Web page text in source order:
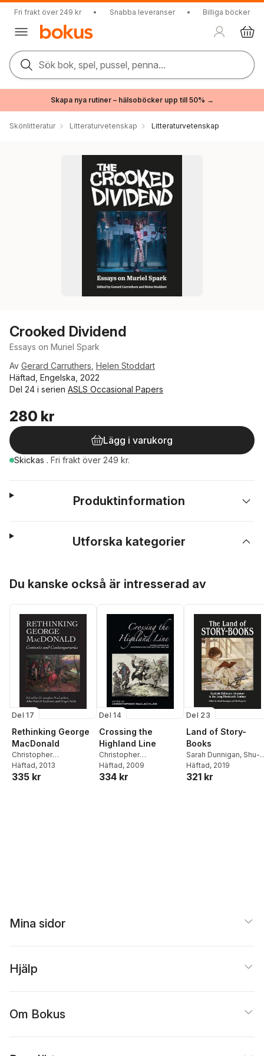
Fri frakt över 249 kr • Snabba leveranser • Billiga böcker
Sök bok, spel, pussel, penna...
Skapa nya rutiner – hälsoböcker upp till 50% →
Skönlitteratur Litteraturvetenskap Litteraturvetenskap
Crooked Dividend
Essays on Muriel Spark
Av Gerard Carruthers Helen Stoddart
Häftad, Engelska, 2022
Del 24 i serien ASLS Occasional Papers
280 kr
Lägg i varukorg
Skickas . Fri frakt över 249 kr.
Produktinformation
Utforska kategorier
Du kanske också är intresserad av
Del 17
Rethinking George
MacDonald
Christopher
MacLachlan,
Patrick Pazdziora
Häftad, 2013
335 kr
Del 14
Crossing the
Highland Line
Christopher
MacLachlan
Häftad, 2009
334 kr
Del 23
Land of Story-
Books
Sarah Dunnigan, Shu-
Fang Lai
Häftad, 2019
321 kr
Mina sidor
Hjälp
Om Bokus